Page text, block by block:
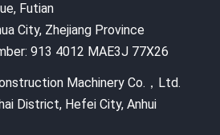
Futian
City, Zhejiang Province
913 4012 MAE3J 77X26
Machinery Co.，Ltd.
District, Hefei City, Anhui